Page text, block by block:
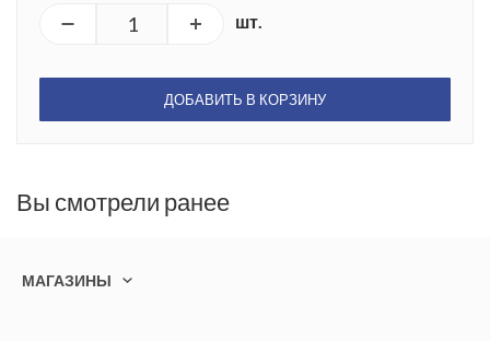
шт.
ДОБАВИТЬ В КОРЗИНУ
Вы смотрели ранее
МАГАЗИНЫ